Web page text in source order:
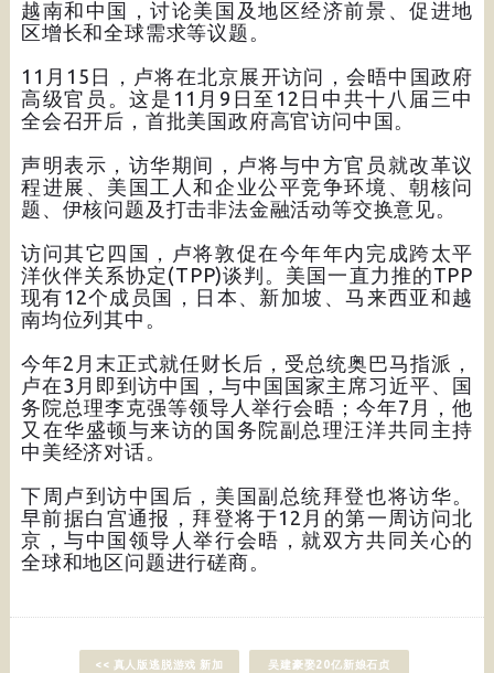
越南和中国，讨论美国及地区经济前景、促进地
区增长和全球需求等议题。
11月15日，卢将在北京展开访问，会晤中国政府
高级官员。这是11月9日至12日中共十八届三中
全会召开后，首批美国政府高官访问中国。
声明表示，访华期间，卢将与中方官员就改革议
程进展、美国工人和企业公平竞争环境、朝核问
题、伊核问题及打击非法金融活动等交换意见。
访问其它四国，卢将敦促在今年年内完成跨太平
洋伙伴关系协定(TPP)谈判。美国一直力推的TPP
现有12个成员国，日本、新加坡、马来西亚和越
南均位列其中。
今年2月末正式就任财长后，受总统奥巴马指派，
卢在3月即到访中国，与中国国家主席习近平、国
务院总理李克强等领导人举行会晤；今年7月，他
又在华盛顿与来访的国务院副总理汪洋共同主持
中美经济对话。
下周卢到访中国后，美国副总统拜登也将访华。
早前据白宫通报，拜登将于12月的第一周访问北
京，与中国领导人举行会晤，就双方共同关心的
全球和地区问题进行磋商。
<< 真人版逃脱游戏 新加
吴建豪娶20亿新娘石贞